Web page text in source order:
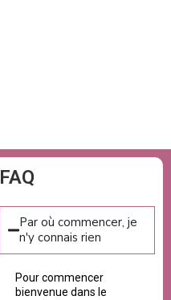
FAQ
Par où commencer, je
n'y connais rien
Pour commencer
bienvenue dans le